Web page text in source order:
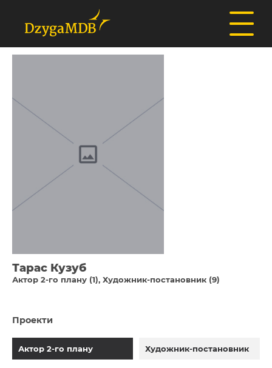
Тарас Кузуб
Актор 2-го плану (1) Художник-постановник (9)
Проекти
Актор 2-го плану Художник-постановник